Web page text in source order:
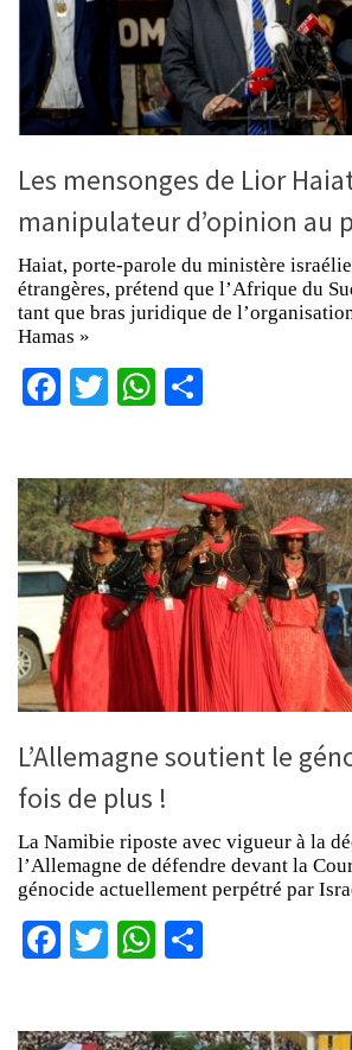
Les mensonges de Lior
manipulateur d’opinion au
Haiat, porte-parole du ministère
étrangères, prétend que l’Afrique du
tant que bras juridique de
Hamas »
Facebook
TwitterWhatsApp
L’Allemagne soutient le
fois de plus !
La Namibie riposte avec vigueur à la
l’Allemagne de défendre devant la
génocide actuellement perpétré par
Facebook
TwitterWhatsApp